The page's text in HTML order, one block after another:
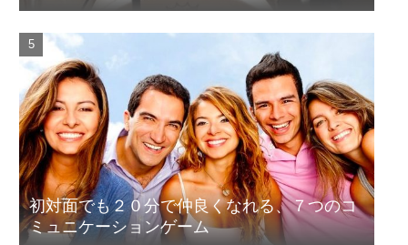
初対面でも２０分で仲良くなれる、７つのコ
ミュニケーションゲーム